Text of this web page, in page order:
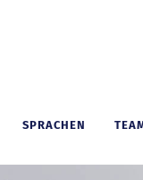
SPRACHEN